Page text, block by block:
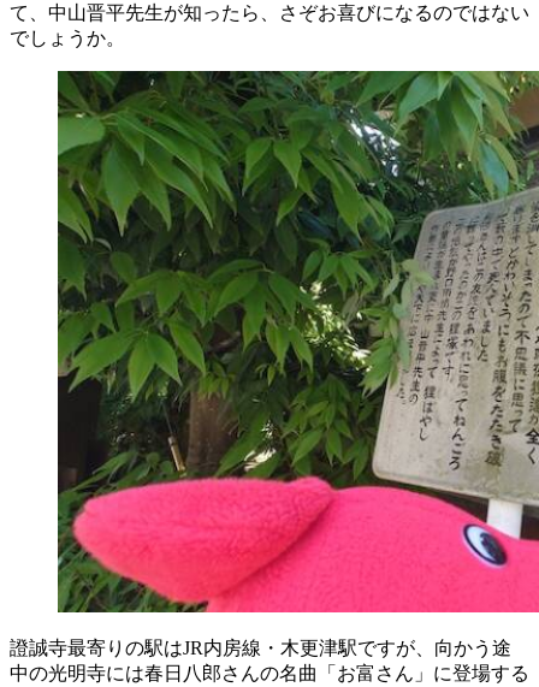
て、中山晋平先生が知ったら、さぞお喜びになるのではない
でしょうか。
證誠寺最寄りの駅はJR内房線・木更津駅ですが、向かう途
中の光明寺には春日八郎さんの名曲「お富 さん」に登場する